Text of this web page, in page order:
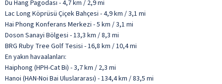
Du Hang Pagodası - 4,7 km / 2,9 mi
Lac Long Köprüsü Çiçek Bahçesi - 4,9 km / 3,1 mi
Hai Phong Konferans Merkezi - 5 km / 3,1 mi
Doson Sanayi Bölgesi - 13,3 km / 8,3 mi
BRG Ruby Tree Golf Tesisi - 16,8 km / 10,4 mi
En yakın havaalanları:
Haiphong (HPH-Cat Bi) - 3,7 km / 2,3 mi
Hanoi (HAN-Noi Bai Uluslararası) - 134,4 km / 83,5 mi